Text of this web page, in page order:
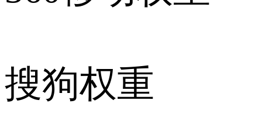
搜狗权重